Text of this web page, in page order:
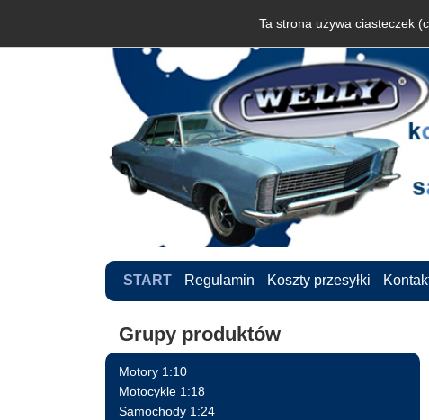
Ta strona używa ciasteczek
START Regulamin Koszty przesyłki
Grupy produktów
Motory 1:10
Motocykle 1:18
Samochody 1:24